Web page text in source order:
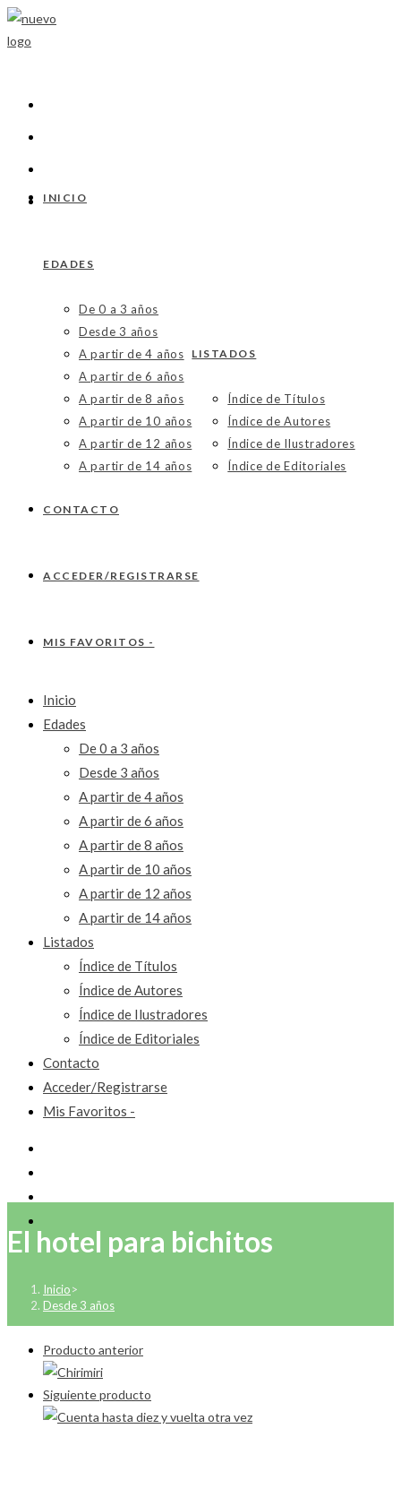
Ir
al
INICIO
EDADES
De 0 a 3 años
Desde 3 años
A partir de 4 años
A partir de 6 años
A partir de 8 años
A partir de 10 años
A partir de 12 años
A partir de 14 años
LISTADOS
Índice de Títulos
Índice de Autores
Índice de Ilustradores
Índice de Editoriales
CONTACTO
ACCEDER/REGISTRARSE
MIS FAVORITOS -
Inicio
Edades
De 0 a 3 años
Desde 3 años
A partir de 4 años
A partir de 6 años
A partir de 8 años
A partir de 10 años
A partir de 12 años
A partir de 14 años
Listados
Índice de Títulos
Índice de Autores
Índice de Ilustradores
Índice de Editoriales
Contacto
Acceder/Registrarse
Mis Favoritos -
El hotel para bichitos
Inicio>
Desde 3 años
Producto anterior
Siguiente producto